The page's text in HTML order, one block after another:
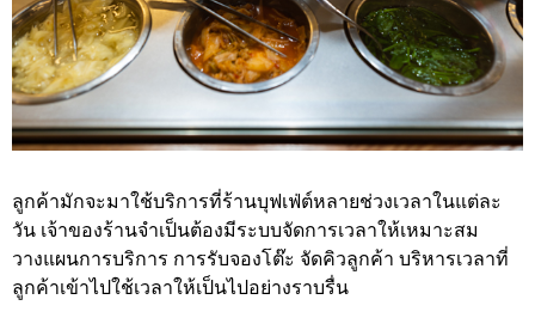
ลูกค้ามักจะมาใช้บริการที่ร้านบุฟเฟ่ต์หลายช่วงเวลาในแต่ละ
วัน เจ้าของร้านจำเป็นต้องมีระบบจัดการเวลาให้เหมาะสม
วางแผนการบริการ การรับจองโต๊ะ จัดคิวลูกค้า บริหารเวลาที่
ลูกค้าเข้าไปใช้เวลาให้เป็นไปอย่างราบรื่น